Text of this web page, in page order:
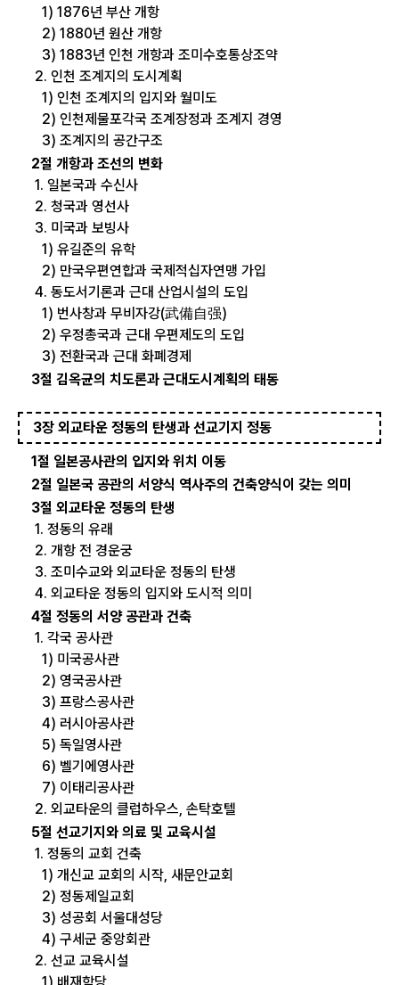
1) 1876년 부산 개항
2) 1880년 원산 개항
3) 1883년 인천 개항과 조미수호통상조약
2. 인천 조계지의 도시계획
1) 인천 조계지의 입지와 월미도
2) 인천제물포각국 조계장정과 조계지 경영
3) 조계지의 공간구조
2절 개항과 조선의 변화
1. 일본국과 수신사
2. 청국과 영선사
3. 미국과 보빙사
1) 유길준의 유학
2) 만국우편연합과 국제적십자연맹 가입
4. 동도서기론과 근대 산업시설의 도입
1) 번사창과 무비자강(武備自强)
2) 우정총국과 근대 우편제도의 도입
3) 전환국과 근대 화폐경제
3절 김옥균의 치도론과 근대도시계획의 태동
3장 외교타운 정동의 탄생과 선교기지 정동
1절 일본공사관의 입지와 위치 이동
2절 일본국 공관의 서양식 역사주의 건축양식이 갖는 의미
3절 외교타운 정동의 탄생
1. 정동의 유래
2. 개항 전 경운궁
3. 조미수교와 외교타운 정동의 탄생
4. 외교타운 정동의 입지와 도시적 의미
4절 정동의 서양 공관과 건축
1. 각국 공사관
1) 미국공사관
2) 영국공사관
3) 프랑스공사관
4) 러시아공사관
5) 독일영사관
6) 벨기에영사관
7) 이태리공사관
2. 외교타운의 클럽하우스, 손탁호텔
5절 선교기지와 의료 및 교육시설
1. 정동의 교회 건축
1) 개신교 교회의 시작, 새문안교회
2) 정동제일교회
3) 성공회 서울대성당
4) 구세군 중앙회관
2. 선교 교육시설